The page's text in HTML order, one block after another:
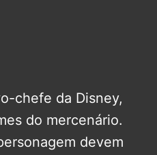
chefe da Disney,
do mercenário.
devem